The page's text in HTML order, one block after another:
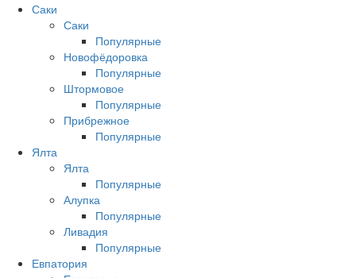
Саки
Саки
Популярные
Новофёдоровка
Популярные
Штормовое
Популярные
Прибрежное
Популярные
Ялта
Ялта
Популярные
Алупка
Популярные
Ливадия
Популярные
Евпатория